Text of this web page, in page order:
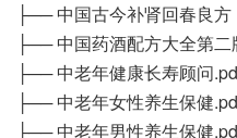
├── 中国古今补肾回春良
├── 中国药酒配方大全第二
├── 中老年健康长寿顾问
├── 中老年女性养生保健
├── 中老年男性养生保健